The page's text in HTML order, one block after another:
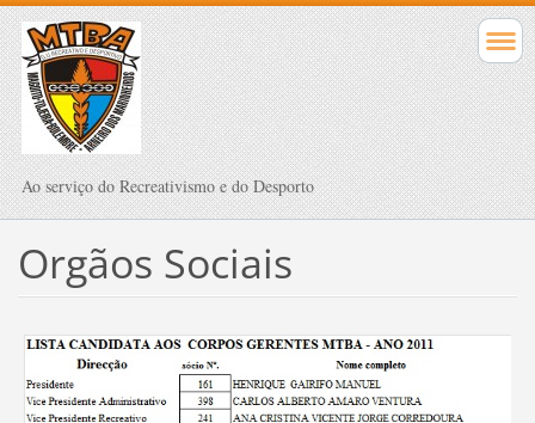
Ao serviço do Recreativismo e do Desporto
Orgãos Sociais